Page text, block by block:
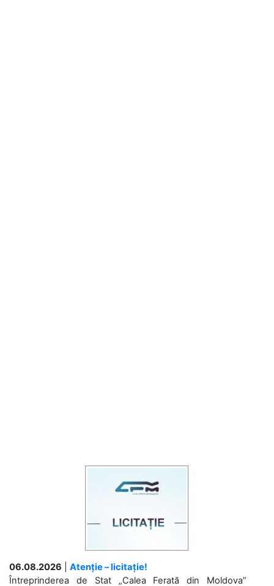
06.08.2026
Atenție – licitație!
Întreprinderea de Stat „Calea Ferată din Moldova”